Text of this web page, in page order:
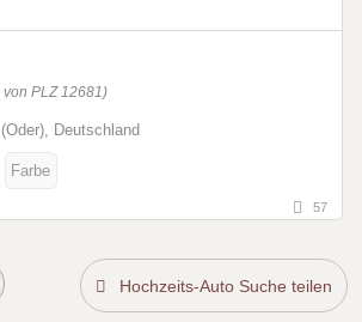
von PLZ 12681)
Deutschland
Farbe
57
Hochzeits-Auto Suche teilen